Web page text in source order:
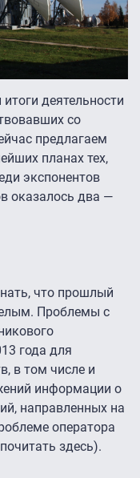
деятельности
со
предлагаем
планах тех,
экспонентов
оказалось два —
что прошлый
Проблемы с
года для
в том числе и
информации о
направленных на
оператора
здесь).